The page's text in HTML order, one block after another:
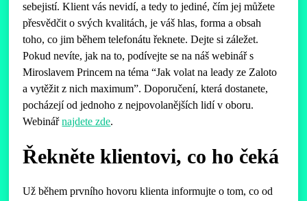
sebejistí. Klient vás nevidí, a tedy to jediné, čím jej můžete
přesvědčit o svých kvalitách, je váš hlas, forma a obsah
toho, co jim během telefonátu řeknete. Dejte si záležet.
Pokud nevíte, jak na to, podívejte se na náš webinář s
Miroslavem Princem na téma “Jak volat na leady ze Zaloto
a vytěžit z nich maximum”. Doporučení, která dostanete,
pocházejí od jednoho z nejpovolanějších lidí v oboru.
Webinářnajdete zde.
Řekněte klientovi, co ho čeká
Už během prvního hovoru klienta informujte o tom, co od